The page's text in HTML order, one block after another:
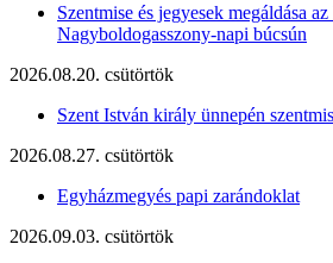
Szentmise és jegyesek megáldása
Nagyboldogasszony-napi búcsún
2026.08.20. csütörtök
Szent István király ünnepén
2026.08.27. csütörtök
Egyházmegyés papi zarándoklat
2026.09.03. csütörtök